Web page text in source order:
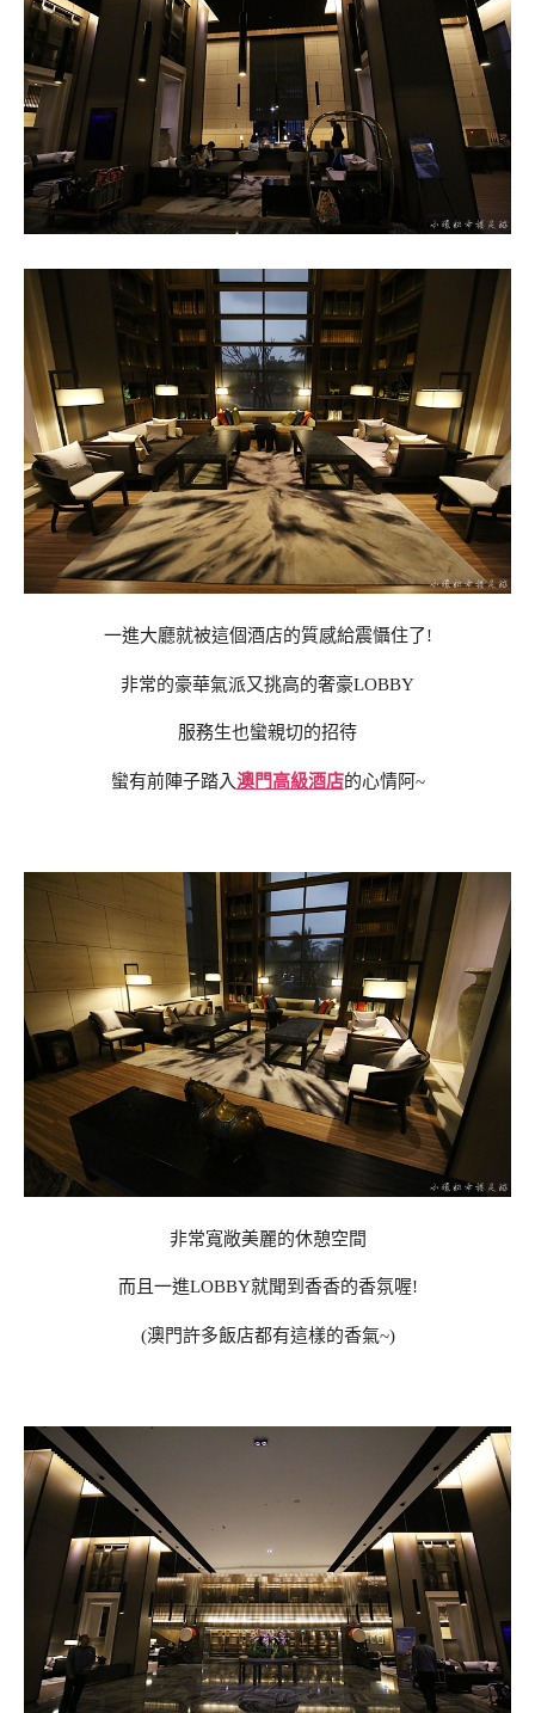
一進大廳就被這個酒店的質感給震懾住了!
非常的豪華氣派又挑高的奢豪LOBBY
服務生也蠻親切的招待
蠻有前陣子踏入澳門高級酒店的心情阿~
非常寬敞美麗的休憩空間
而且一進LOBBY就聞到香香的香氛喔!
(澳門許多飯店都有這樣的香氣~)